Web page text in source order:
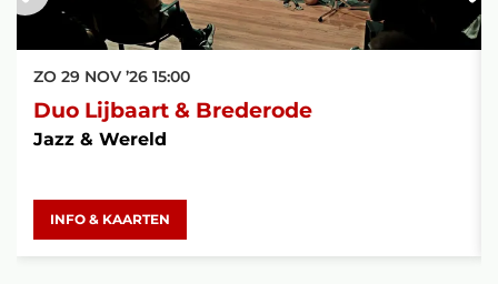
Duo Lijbaart & Brederode
Jazz & Wereld
ZO 29 NOV ’26 15:00
INFO & KAARTEN